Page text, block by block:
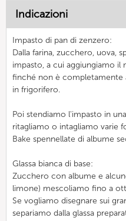
Indicazioni
Impasto di pan di zenzero:
Dalla farina, zucchero, uova,
impasto, a cui aggiungiamo
finché non è completamente
in frigorifero.
Poi stendiamo l'impasto in
ritagliamo o intagliamo varie
Bake spennellate di albume
Glassa bianca di base:
Zucchero con albume e
limone) mescoliamo fino a
Se vogliamo disegnare sui
separiamo dalla glassa